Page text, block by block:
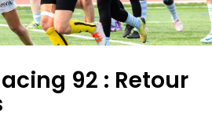
92 : Retour